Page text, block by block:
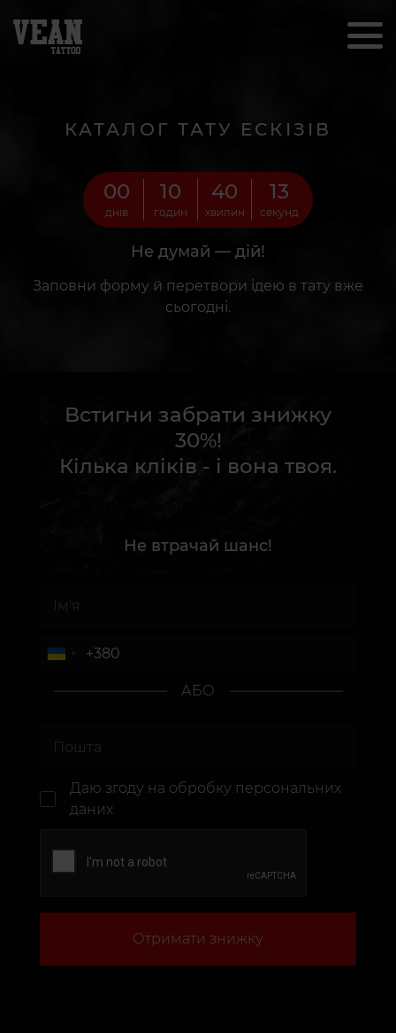
КАТАЛОГ ТАТУ ЕСКІЗІВ
00
днів
10
годин
40
хвилин
12
секунд
Не думай — дій!
Заповни форму й перетвори ідею в тату вже
сьогодні.
Встигни забрати знижку
30%!
Кілька кліків - і вона твоя.
Не втрачай шанс!
АБО
Даю згоду на обробку персональних
даних
Отримати знижку